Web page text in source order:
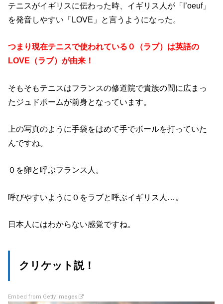
テニスがイギリスに伝わった時、イギリス人が「l’oeuf」
を発音しやすい「LOVE」と言うようになった。
つまり現在テニスで使われている０（ラブ）は英語の
LOVE（ラブ）が由来！
そもそもテニスはフランスの修道院で貴族の間に広まっ
たジュドポームが前身となっています。
上の写真のように手袋をはめて手でボールを打っていた
んですね。
０を卵と呼ぶフランス人。
呼びやすいように０をラブと呼ぶイギリス人…。
日本人にはわからない感覚ですね。
クリケット説！
Embed from Getty Images